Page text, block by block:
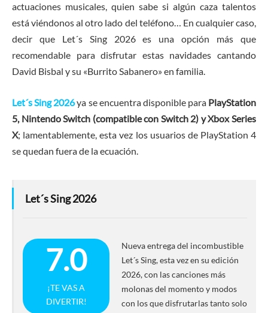
actuaciones musicales, quien sabe si algún caza talentos
está viéndonos al otro lado del teléfono… En cualquier caso,
decir que Let´s Sing 2026 es una opción más que
recomendable para disfrutar estas navidades cantando
David Bisbal y su «Burrito Sabanero» en familia.
Let´s Sing 2026ya se encuentra disponible para PlayStation
5, Nintendo Switch (compatible con Switch 2) y Xbox Series
X; lamentablemente, esta vez los usuarios de PlayStation 4
se quedan fuera de la ecuación.
Let´s Sing 2026
7.0
¡TE VAS A
DIVERTIR!
Nueva entrega del incombustible
Let´s Sing, esta vez en su edición
2026, con las canciones más
molonas del momento y modos
con los que disfrutarlas tanto solo